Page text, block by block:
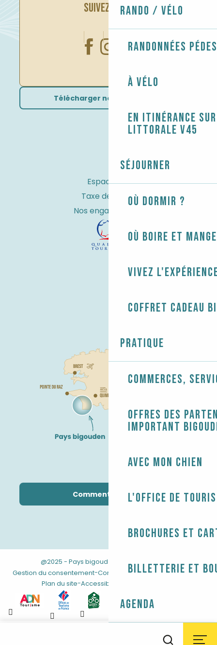
Rando / Vélo
Randonnées
À vélo
En itinérance
littorale V45
Séjourner
Où dormir ?
Où boire et
Vivez
Coffret cadeau
Pratique
Commerces,
Offres des
Important
Avec mon chien
L'Office de
Brochures et
Billetterie et
Agenda
SUIVEZ-NOUS
Télécharger nos brochures
Espace Pro
Taxe de séjour
Nos engagements
Comment venir ?
@2025 - Pays bigouden Mentions légales-
Gestion du consentement-Conditions générales de vente
-
Plan du site-Accessibilité : non conforme